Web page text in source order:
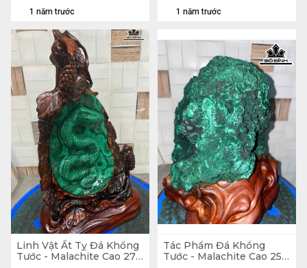
1 năm trước 1 năm trước
Linh Vật Ất Tỵ Đá Khổng
Tước - Malachite Cao 27
Tác Phẩm Đá Khổng
Tước - Malachite Cao 25